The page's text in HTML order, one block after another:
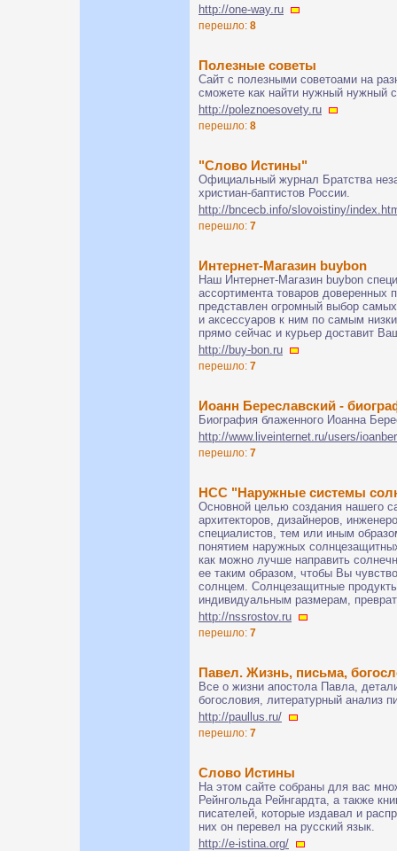
http://one-way.ru
перешло: 8
Полезные советы
Сайт с полезными советоами на
сможете как найти нужный нужный
http://poleznoesovety.ru
перешло: 8
"Слово Истины"
Официальный журнал Братства
христиан-баптистов России.
http://bncecb.info/slovoistiny/
перешло: 7
Интернет-Магазин buybon
Наш Интернет-Магазин buybon
ассортимента товаров доверенных
представлен огромный выбор
и аксессуаров к ним по самым
прямо сейчас и курьер доставит
http://buy-bon.ru
перешло: 7
Иоанн Береславский -
Биография блаженного Иоанна
http://www.liveinternet.ru/users/
перешло: 7
НСС "Наружные системы
Основной целью создания нашего
архитекторов, дизайнеров,
специалистов, тем или иным
понятием наружных
как можно лучше направить
ее таким образом, чтобы Вы
солнцем. Солнцезащитные
индивидуальным размерам,
http://nssrostov.ru
перешло: 7
Павел. Жизнь, письма,
Все о жизни апостола Павла,
богословия, литературный анализ
http://paullus.ru/
перешло: 7
Слово Истины
На этом сайте собраны для вас
Рейнгольда Рейнгардта, а также
писателей, которые издавал и
них он перевел на русский язык.
http://e-istina.org/